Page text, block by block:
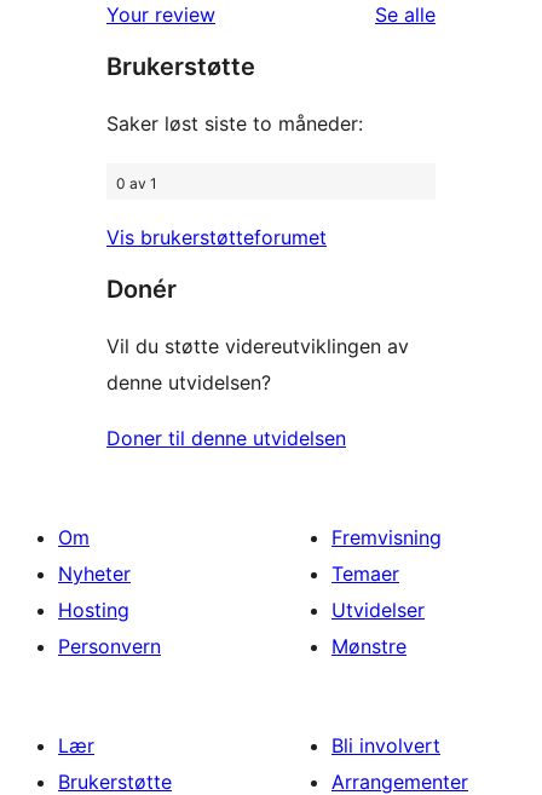
reviews
star
reviews
Your review Se alleomtalene
Brukerstøtte
Saker løst siste to måneder:
0 av 1
Vis brukerstøtteforumet
Donér
Vil du støtte videreutviklingen av
denne utvidelsen?
Doner til denne utvidelsen
Om
Nyheter
Hosting
Personvern
Fremvisning
Temaer
Utvidelser
Mønstre
Lær
Brukerstøtte
Bli involvert
Arrangementer